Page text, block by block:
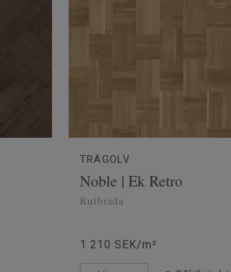
TRÄGOLV
Noble | Ek Retro
Rutbräda
1 210 SEK/m²